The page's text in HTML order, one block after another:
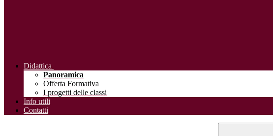
Didattica
Panoramica
Offerta Formativa
I progetti delle classi
Info utili
Contatti